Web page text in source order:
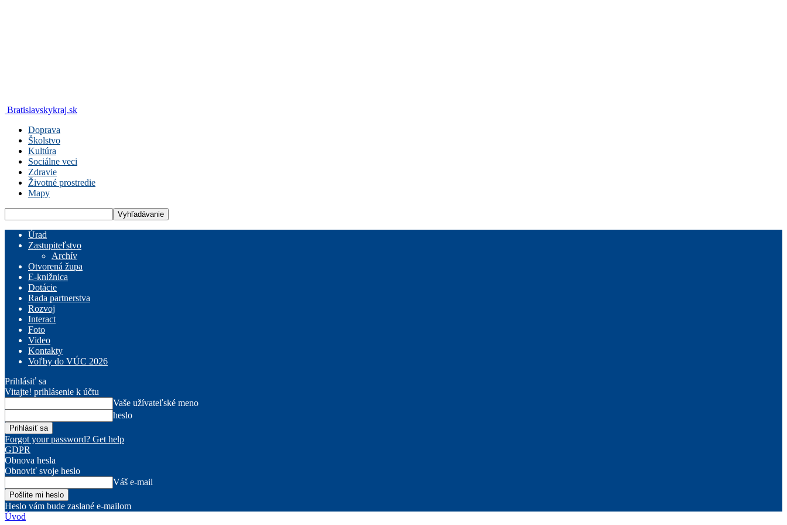
Bratislavskykraj.sk
Doprava
Školstvo
Kultúra
Sociálne veci
Zdravie
Životné prostredie
Mapy
Úrad
Zastupiteľstvo
Archív
Otvorená župa
E-knižnica
Dotácie
Rada partnerstva
Rozvoj
Interact
Foto
Video
Kontakty
Voľby do VÚC 2026
Prihlásiť sa
Vitajte! prihlásenie k účtu
Vaše užívateľské meno
heslo
Forgot your password? Get help
GDPR
Obnova hesla
Obnoviť svoje heslo
Váš e-mail
Heslo vám bude zaslané e-mailom
Úvod